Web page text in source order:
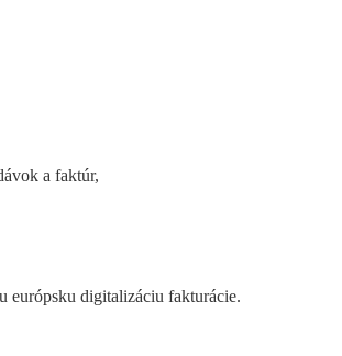
a faktúr,
európsku digitalizáciu fakturácie.